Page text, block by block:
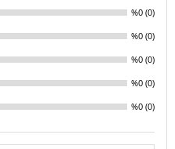
%0 (0)
%0 (0)
%0 (0)
%0 (0)
%0 (0)